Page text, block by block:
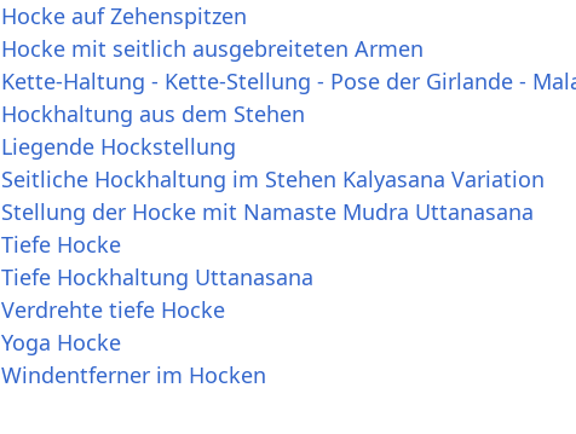
Hocke auf Zehenspitzen
Hocke mit seitlich ausgebreiteten Armen
Kette-Haltung - Kette-Stellung - Pose der Girlande -
Hockhaltung aus dem Stehen
Liegende Hockstellung
Seitliche Hockhaltung im Stehen Kalyasana Variation
Stellung der Hocke mit Namaste Mudra Uttanasana
Tiefe Hocke
Tiefe Hockhaltung Uttanasana
Verdrehte tiefe Hocke
Yoga Hocke
Windentferner im Hocken